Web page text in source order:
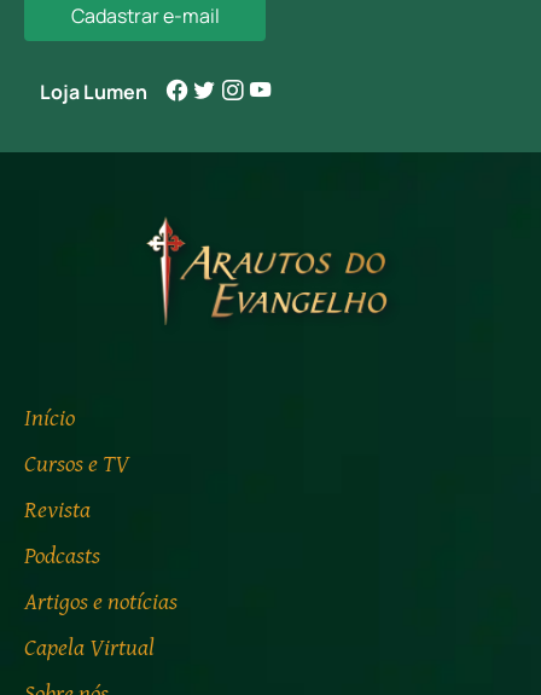
Cadastrar e-mail
Loja Lumen
Início
Cursos e TV
Revista
Podcasts
Artigos e notícias
Capela Virtual